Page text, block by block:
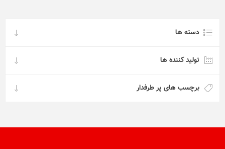
دسته ها
تولید کننده ها
برچسب های پر طرفدار